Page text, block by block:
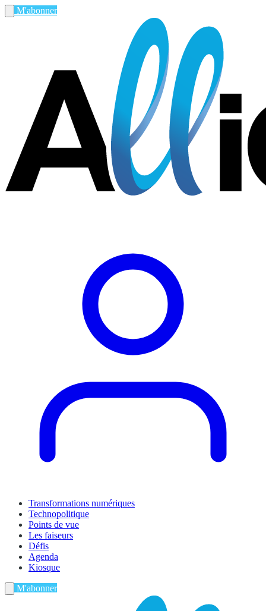
M'abonner
Transformations numériques
Technopolitique
Points de vue
Les faiseurs
Défis
Agenda
Kiosque
M'abonner